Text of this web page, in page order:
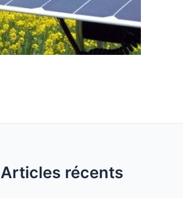
Articles récents